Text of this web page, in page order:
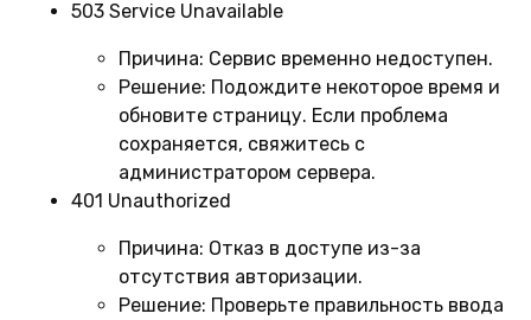
503 Service Unavailable
Причина: Сервис временно недоступен.
Решение: Подождите некоторое время и
обновите страницу. Если проблема
сохраняется, свяжитесь с
администратором сервера.
401 Unauthorized
Причина: Отказ в доступе из-за
отсутствия авторизации.
Решение: Проверьте правильность ввода